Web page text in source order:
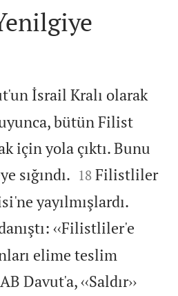
İsrail Kralı olarak
bütün Filist
için yola çıktı. Bunu
sığındı. 

18 Filistliler
yayılmışlardı.
‹‹Filistliler'e
elime teslim
Davut'a, ‹‹Saldır››